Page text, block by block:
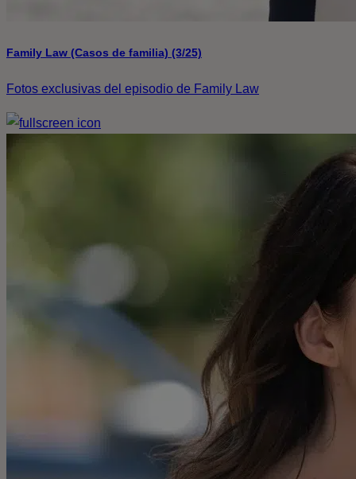
Family Law (Casos de familia) (3/25)
Fotos exclusivas del episodio de Family Law